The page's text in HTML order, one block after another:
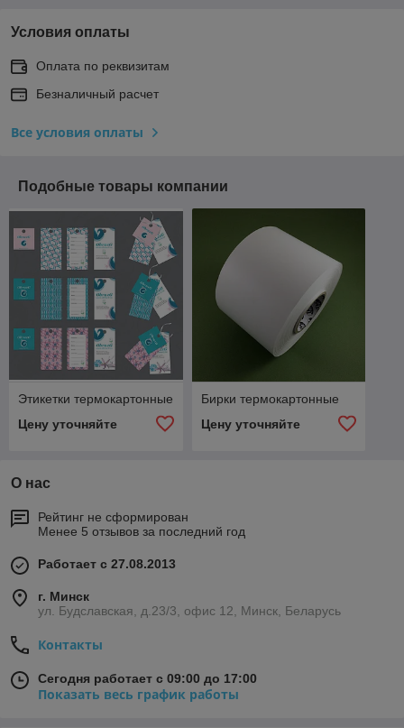
Условия оплаты
Оплата по реквизитам
Безналичный расчет
Все условия оплаты
Подобные товары компании
Этикетки термокартонные
Цену уточняйте
Бирки термокартонные
Цену уточняйте
О нас
Рейтинг не сформирован
Менее 5 отзывов за последний год
Работает с 27.08.2013
г. Минск
ул. Будславская, д.23/3, офис 12, Минск, Беларусь
Контакты
Сегодня работает с 09:00 до 17:00
Показать весь график работы